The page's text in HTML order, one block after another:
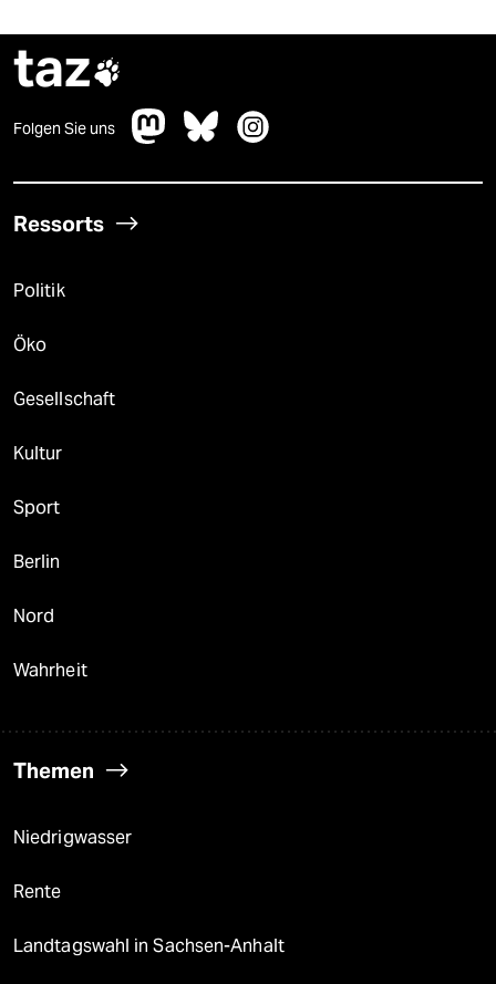
taz
Folgen Sie uns
Ressorts
Politik
Öko
Gesellschaft
Kultur
Sport
Berlin
Nord
Wahrheit
Themen
Niedrigwasser
Rente
Landtagswahl in Sachsen-Anhalt